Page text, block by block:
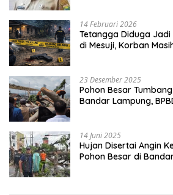
14 Februari 2026
Tetangga Diduga Jadi
di Mesuji, Korban
23 Desember 2025
Pohon Besar
Bandar Lampung,
14 Juni 2025
Hujan Disertai Angin
Pohon Besar di